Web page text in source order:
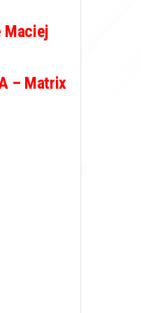
Maciej
– Matrix